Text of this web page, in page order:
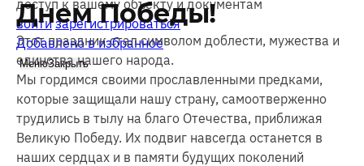
доступ к вашему объекту и документам
войти зарегистрироваться
Добавлено в избранное
МенюЗакрыть
Днем Победы!
Этот праздник стал символом доблести, мужества и
единства нашего народа.
Мы гордимся своими прославленными предками,
которые защищали нашу страну, самоотверженно
трудились в тылу на благо Отечества, приближая
Великую Победу. Их подвиг навсегда останется в
наших сердцах и в памяти будущих поколений